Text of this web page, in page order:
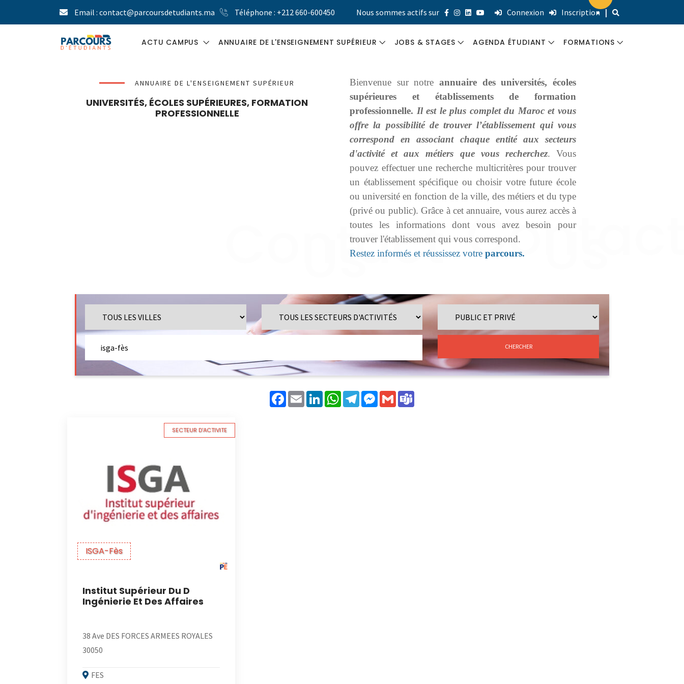
Email : contact@parcoursdetudiants.ma Téléphone : +212 660-600450 Nous sommes actifs sur Connexion Inscription |
ACTU CAMPUS
BLOG ÉTUDIANT
PARCOURS LE
ANNUAIRE DE L'ENSEIGNEMENT SUPÉRIEUR
UNIVERSITÉS
ÉCOLES ET
JOBS & STAGES
GUIDE MÉTIERS
CV DESIGNER
STAGES &
AGENDA ÉTUDIANT
INSCRIPTIONS ET
CONCOURS
COLLOQUES &
CONTRIBUTIONS
PRO
SALONS ET
ÉVÉNEMENTS PRO
FORMATIONS
FORMATIONS
QUALIFIANTES
FORMATION
CONTINUE
ANNUAIRE DE L'ENSEIGNEMENT SUPÉRIEUR
UNIVERSITÉS, ÉCOLES SUPÉRIEURES, FORMATION
PROFESSIONNELLE
Bienvenue sur notre annuaire des universités, écoles
supérieures et établissements de formation
professionnelle. Il est le plus complet du Maroc et vous
offre la possibilité de trouver l’établissement qui vous
correspond en associant chaque entité aux secteurs
d'activité et aux métiers que vous recherchez. Vous
pouvez effectuer une recherche multicritères pour trouver
un établissement spécifique ou choisir votre future école
ou université en fonction de la ville, des métiers et du type
(privé ou public). Grâce à cet annuaire, vous aurez accès à
toutes les informations dont vous avez besoin pour
trouver l'établissement qui vous correspond.
Restez informés et réussissez votre parcours.
CHERCHER
Facebook
Email LinkedInWhatsAppTelegramMessenger
Gmail
ISGA-Fès
SECTEUR D'ACTIVITE
Institut Supérieur Du D
Ingénierie Et Des Affaires
38 Ave DES FORCES ARMEES ROYALES
30050
FES